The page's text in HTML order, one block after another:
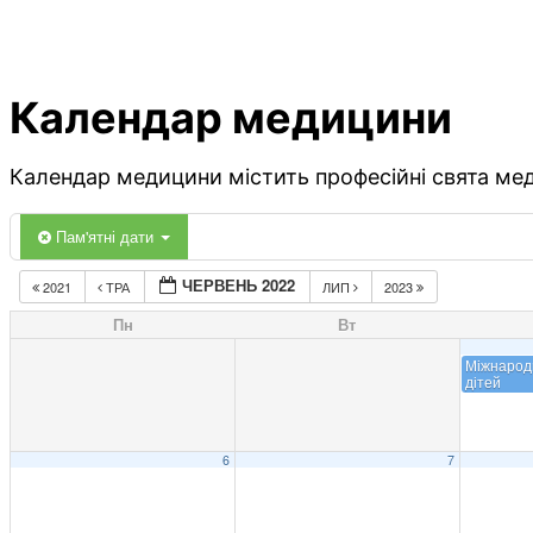
Календар медицини
Календар медицини містить професійні свята
Пам'ятні дати
2021 ТРА ЧЕРВЕНЬ 2022 ЛИП 2023
Пн Вт
дітей
6 7